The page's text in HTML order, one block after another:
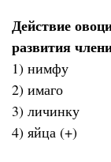
Действие
развития
1) нимфу
2) имаго
3) личинку
4) яйца (+)